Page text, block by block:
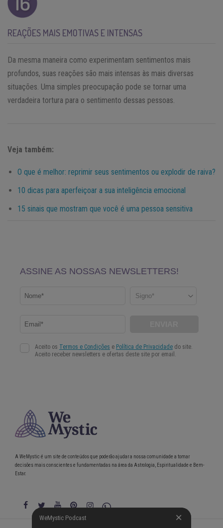
REAÇÕES MAIS EMOTIVAS E INTENSAS
Da mesma maneira como experimentam sentimentos mais
profundos, suas reações são mais intensas às mais diversas
situações. Uma simples preocupação pode se tornar uma
verdadeira tortura para o sentimento dessas pessoas.
Veja também:
O que é melhor: reprimir seus sentimentos ou explodir de raiva?
10 dicas para aperfeiçoar a sua inteligência emocional
15 sinais que mostram que você é uma pessoa sensitiva
WeMystic Podcast
A WeMystic é um site de conteúdos que poderão ajudar a nossa comunidade a tomar
decisões mais conscientes e fundamentadas na área da Astrologia, Espiritualidade e Bem-
Estar.
WeMystic Podcast